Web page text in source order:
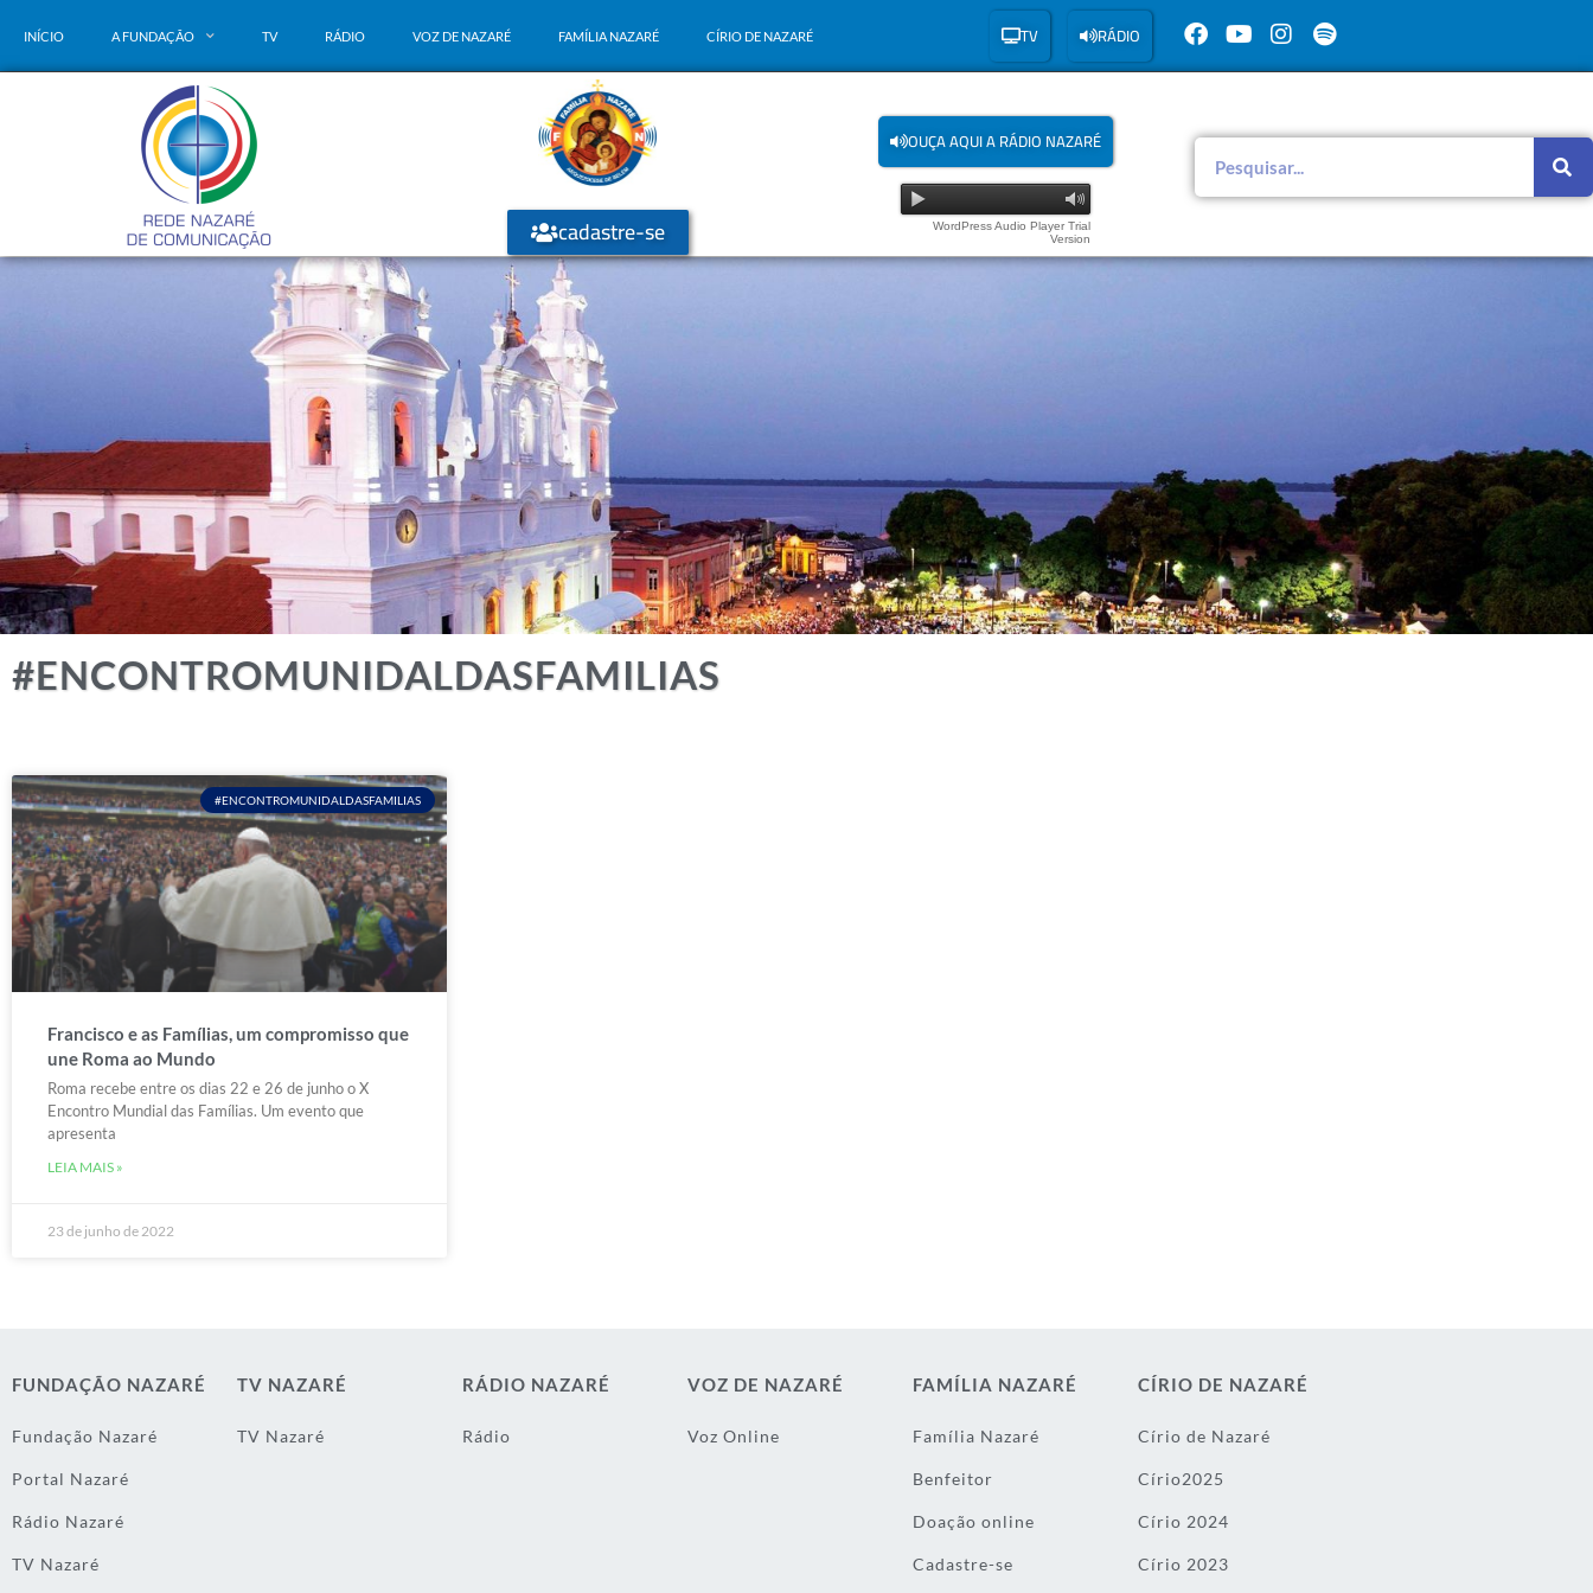
INÍCIO A FUNDAÇÃO TV RÁDIO VOZ DE NAZARÉ FAMÍLIA NAZARÉ CÍRIO DE NAZARÉ TV RÁDIO
cadastre-se
OUÇA AQUI A RÁDIO NAZARÉ
WordPress Audio Player Trial
Version
#ENCONTROMUNIDALDASFAMILIAS
#ENCONTROMUNIDALDASFAMILIAS
Francisco e as Famílias, um compromisso que
une Roma ao Mundo
Roma recebe entre os dias 22 e 26 de junho o X
Encontro Mundial das Famílias. Um evento que
apresenta
LEIA MAIS »
23 de junho de 2022
FUNDAÇÃO NAZARÉ
Fundação Nazaré
Portal Nazaré
Rádio Nazaré
TV Nazaré
TV NAZARÉ
TV Nazaré
RÁDIO NAZARÉ
Rádio
VOZ DE NAZARÉ
Voz Online
FAMÍLIA NAZARÉ
Família Nazaré
Benfeitor
Doação online
Cadastre-se
CÍRIO DE NAZARÉ
Círio de Nazaré
Círio2025
Círio 2024
Círio 2023